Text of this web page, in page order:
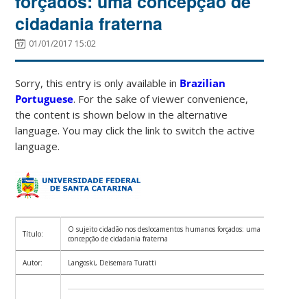
cidadania fraterna
01/01/2017 15:02
Sorry, this entry is only available in Brazilian
Portuguese. For the sake of viewer convenience,
the content is shown below in the alternative
language. You may click the link to switch the active
language.
Título:
O sujeito cidadão nos deslocamentos humanos forçados: uma
concepção de cidadania fraterna
Autor: Langoski, Deisemara Turatti